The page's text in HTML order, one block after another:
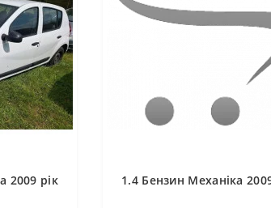
2009 рік 1.4 Бензин Механіка